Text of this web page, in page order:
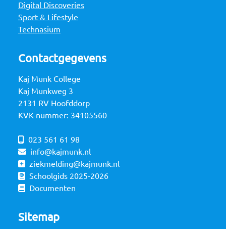
Digital Discoveries
Sport & Lifestyle
Technasium
Contactgegevens
Kaj Munk College
Kaj Munkweg 3
2131 RV Hoofddorp
KVK-nummer: 34105560
023 561 61 98
info@kajmunk.nl
ziekmelding@kajmunk.nl
Schoolgids 2025-2026
Documenten
Sitemap